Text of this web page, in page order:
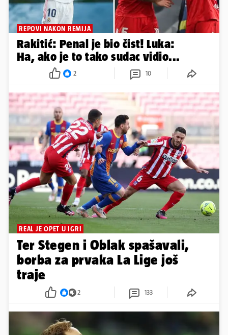
REPOVI NAKON REMIJA
Rakitić: Penal je bio čist! Luka:
Ha, ako je to tako sudac vidio...
2 10
REAL JE OPET U IGRI
Ter Stegen i Oblak spašavali,
borba za prvaka La Lige još
traje
2 133